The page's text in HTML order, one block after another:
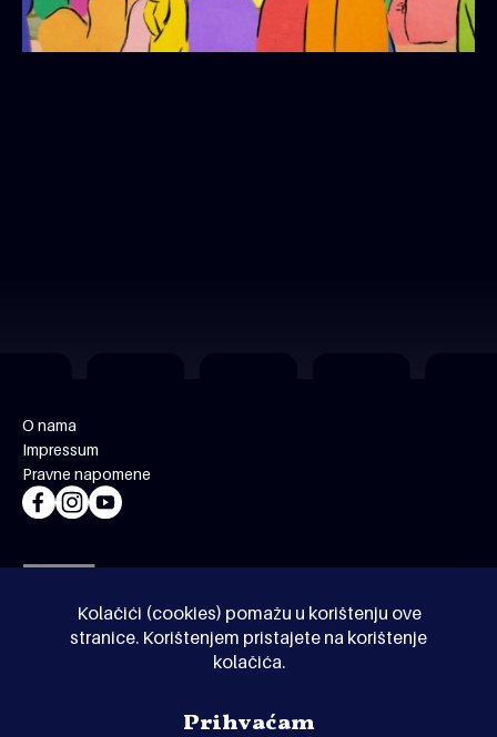
Kolačići (cookies) pomažu u korištenju ove
stranice. Korištenjem pristajete na korištenje
kolačića.
Prihvaćam
O nama
Impressum
Pravne napomene
© Kinoholik 2026. Kinoholik nije organizator programa.
Organizatori zadržavaju pravo izmjene programa.